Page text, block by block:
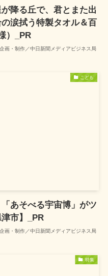
降る丘で、君とまた出
涙拭う特製タオル＆百
）_PR
企画・制作／中日新聞メディアビジネス局
こども
あそべる宇宙博」がツ
市】_PR
企画・制作／中日新聞メディアビジネス局
特集